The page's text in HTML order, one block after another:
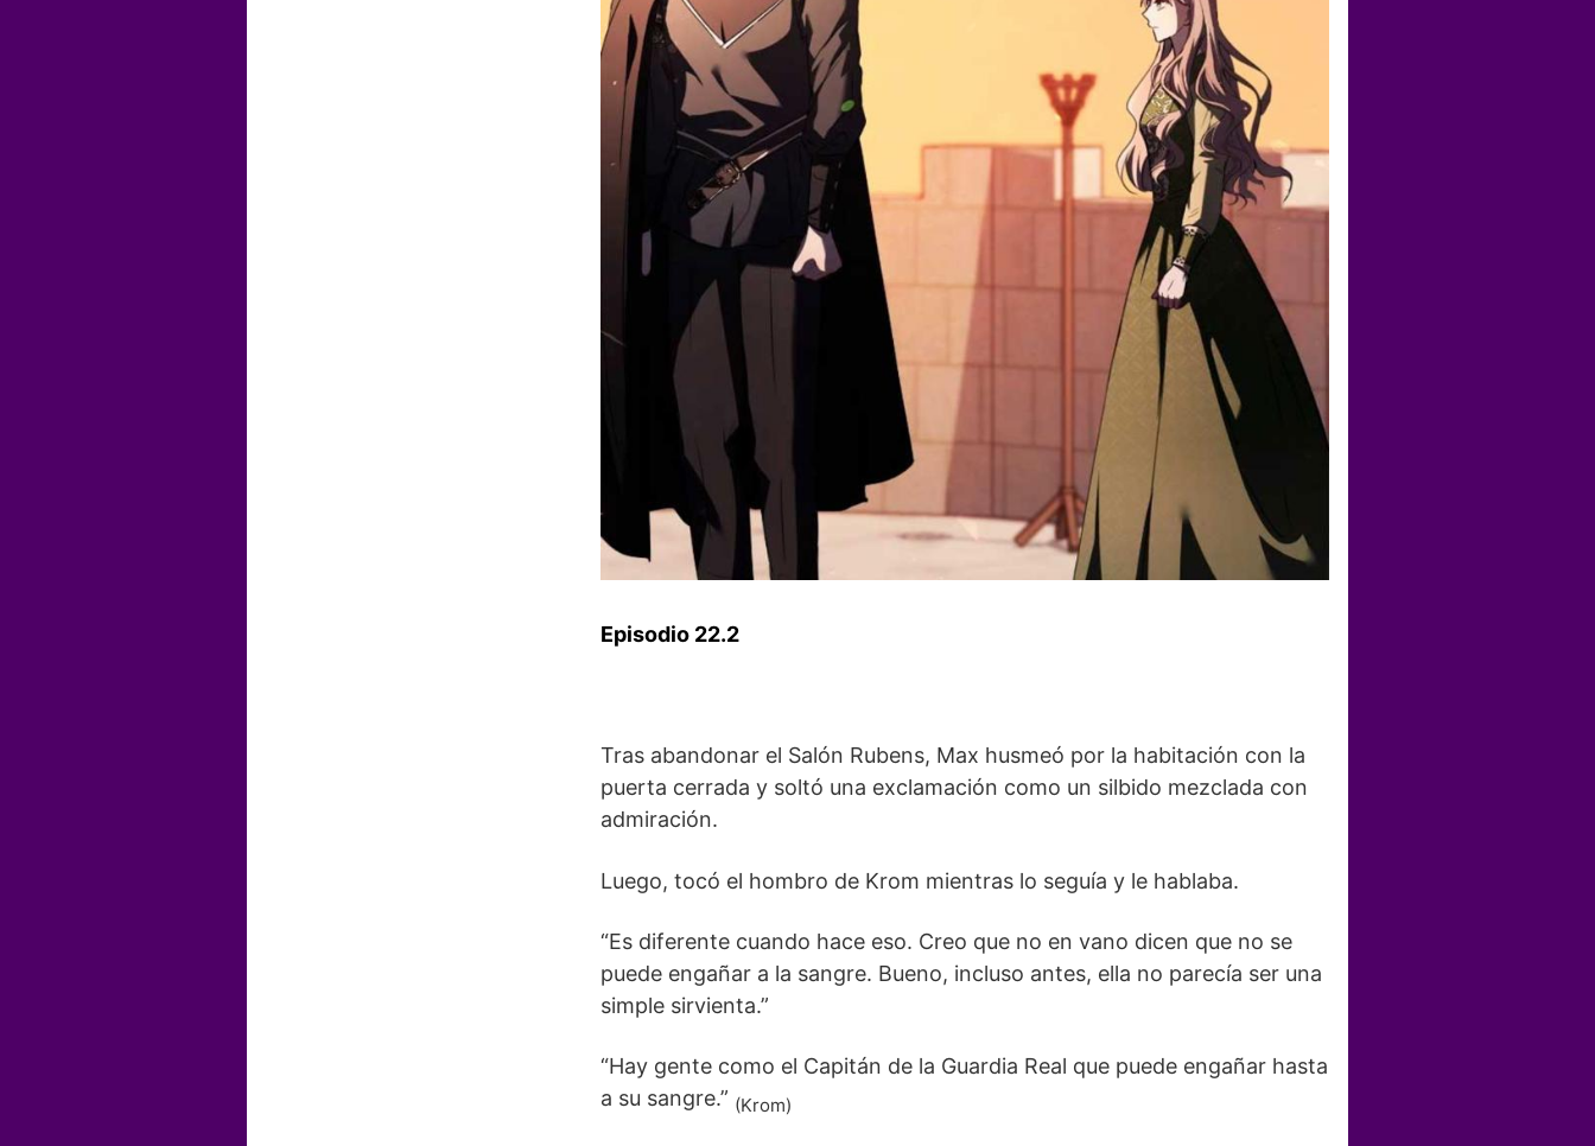
Episodio 22.2
Tras abandonar el Salón Rubens, Max husmeó por la habitación con la
puerta cerrada y soltó una exclamación como un silbido mezclada con
admiración.
Luego, tocó el hombro de Krom mientras lo seguía y le hablaba.
“Es diferente cuando hace eso. Creo que no en vano dicen que no se
puede engañar a la sangre. Bueno, incluso antes, ella no parecía ser una
simple sirvienta.”
“Hay gente como el Capitán de la Guardia Real que puede engañar hasta
a su sangre.” (Krom)